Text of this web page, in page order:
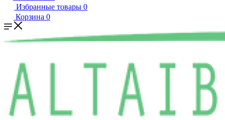
Избранные товары 0
Корзина 0